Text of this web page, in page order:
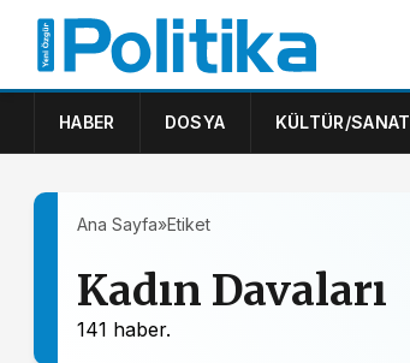
HABER DOSYA KÜLTÜR/SANAT
Ana Sayfa»Etiket
Kadın Davaları
141 haber.